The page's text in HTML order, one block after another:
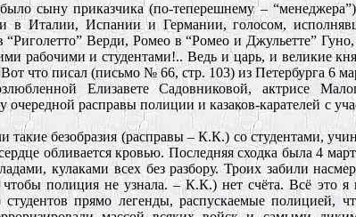
сыну приказчика (по-теперешнему –
в Италии, Испании и Германии, голосом,
“Риголетто” Верди, Ромео в “Ромео и Джульетте”
рабочими и студентами!.. Ведь и царь, и великие
что писал (письмо № 66, стр. 103) из Петербурга 6
Елизавете Садовниковой, актрисе
очередной расправы полиции и казаков-карателей с
безобразия (расправы – К.К.) со студентами,
обливается кровью. Последняя сходка была 4
кулаками всех без разбору. Троих забили
полиция не узнала. – К.К.) нет счёта. Всё это
прямо легенды, распускаемые полицией,